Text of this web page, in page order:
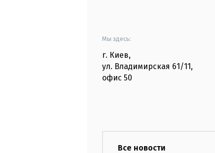
Мы здесь:
г. Киев,
ул. Владимирская 61/11,
офис 50
Все новости